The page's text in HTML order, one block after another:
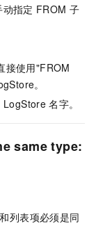
指定 FROM 子
接使用"FROM
。
LogStore 名字。
same type:
列表项必须是同